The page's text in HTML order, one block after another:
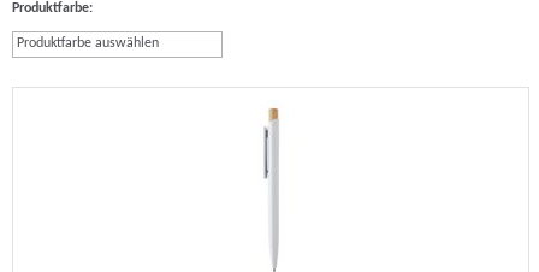
Produktfarbe:
Produktfarbe auswählen